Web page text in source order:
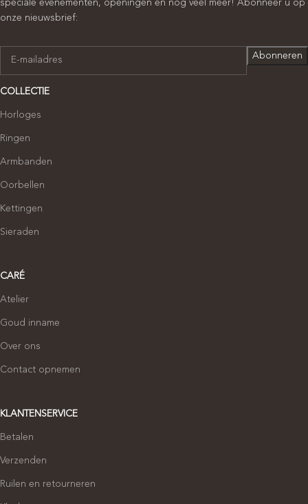
speciale evenementen, openingen en nog veel meer! Abonneer u op
onze nieuwsbrief:
COLLECTIE
Horloges
Ringen
Armbanden
Oorbellen
Kettingen
Sieraden
CARÉ
Atelier
Goud inname
Over ons
Contact opnemen
KLANTENSERVICE
Betalen
Verzenden
Ruilen en retourneren